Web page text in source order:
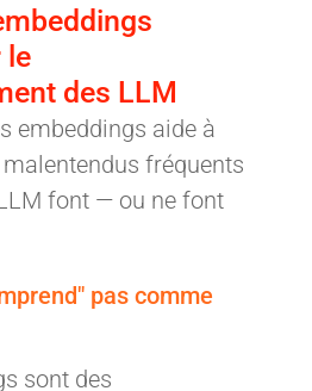
le
des LLM
embeddings aide à
fréquents
font — ou ne font
pas comme
sont des